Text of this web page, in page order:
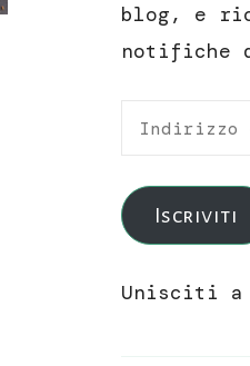
blog, e
notifiche
Indirizzo
mail
Iscriviti
Unisciti